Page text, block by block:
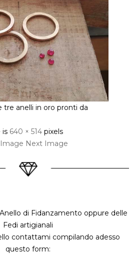
tre anelli in oro pronti da
is 640 × 514pixels
Next Image
di Fidanzamento oppure delle
Fedi artigianali
contattami compilando adesso
questo form: